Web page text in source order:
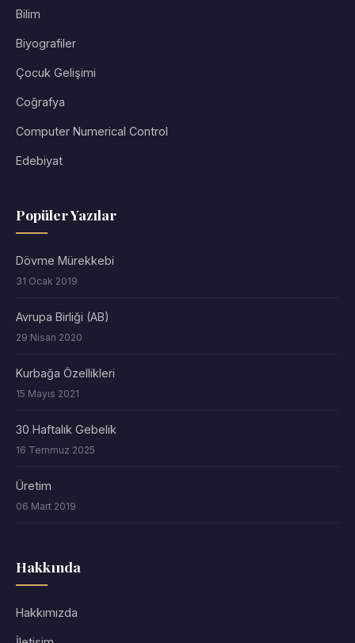
Bilim
Biyografiler
Çocuk Gelişimi
Coğrafya
Computer Numerical Control
Edebiyat
Popüler Yazılar
Dövme Mürekkebi
31 Ocak 2019
Avrupa Birliği (AB)
29 Nisan 2020
Kurbağa Özellikleri
15 Mayıs 2021
30 Haftalık Gebelik
16 Temmuz 2025
Üretim
06 Mart 2019
Hakkında
Hakkımızda